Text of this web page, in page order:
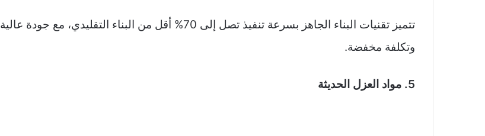
تتميز تقنيات البناء الجاهز بسرعة تنفيذ تصل إلى 70% أقل من البناء التقليدي، مع جودة عالية
وتكلفة مخفضة.
5. مواد العزل الحديثة